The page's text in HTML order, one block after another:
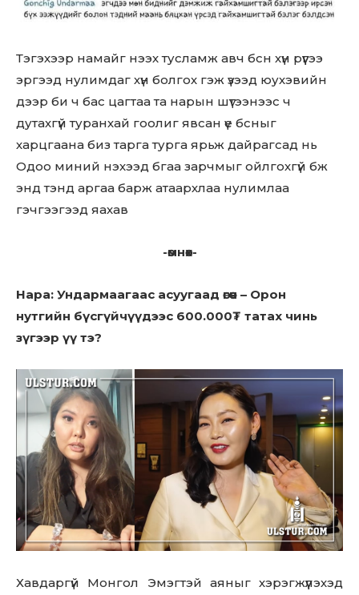
Тэгэхээр намайг нээх тусламж авч бсн хүн рүүгээ
эргээд нулимдаг хүн болгох гэж үзээд юухэвийн
дээр би ч бас цагтаа та нарын шүтээнээс ч
дутахгүй туранхай гоолиг явсан үе бсныг
харцгаана биз тарга турга ярьж дайрагсад нь
Одоо миний нэхээд бгаа зарчмыг ойлгохгүй бж
энд тэнд аргаа барж атаархлаа нулимлаа
гэчгээгээд яахав
-өмнөх-
Нара: Ундармаагаас асуугаад өгөөч – Орон
нутгийн бүсгүйчүүдээс 600.000₮ татах чинь
зүгээр үү тэ?
Хавдаргүй Монгол Эмэгтэй аяныг хэрэгжүүлэхэд